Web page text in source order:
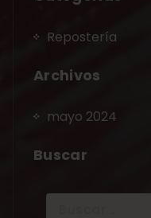
Repostería
Archivos
mayo 2024
Buscar